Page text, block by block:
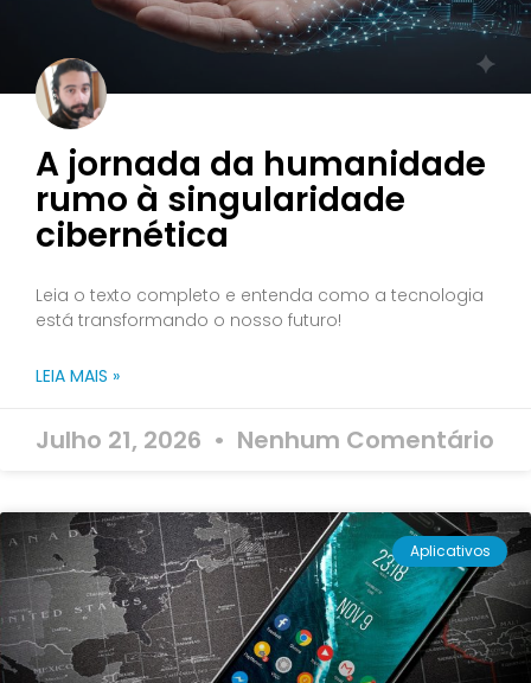
A jornada da humanidade
rumo à singularidade
cibernética
Leia o texto completo e entenda como a tecnologia
está transformando o nosso futuro!
LEIA MAIS »
Julho 21, 2026 Nenhum Comentário
Aplicativos